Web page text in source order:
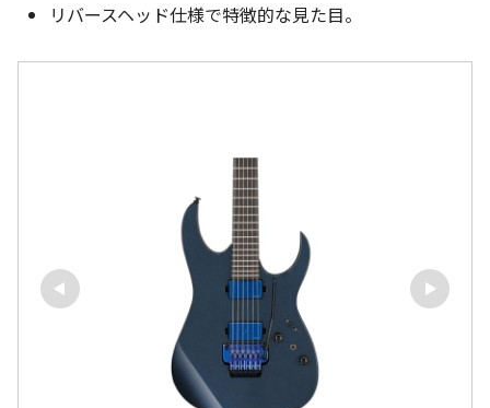
リバースヘッド仕様で特徴的な見た目。